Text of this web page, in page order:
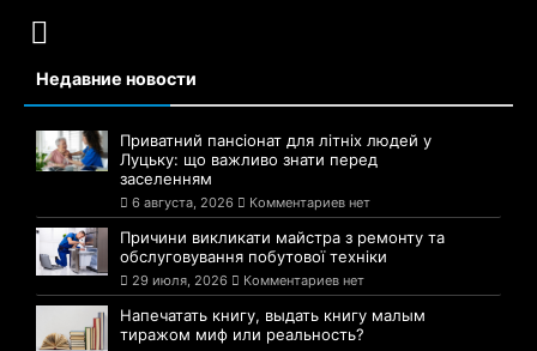
Недавние новости
Приватний пансіонат для літніх людей у
Луцьку: що важливо знати перед
заселенням
6 августа, 2026 Комментариев нет
Причини викликати майстра з ремонту та
обслуговування побутової техніки
29 июля, 2026 Комментариев нет
Напечатать книгу, выдать книгу малым
тиражом миф или реальность?